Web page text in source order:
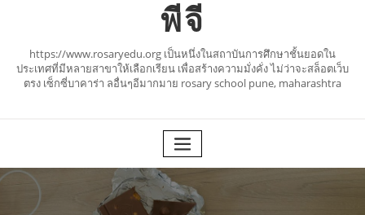
พีจี
https://www.rosaryedu.org เป็นหนึ่งในสถาบันการศึกษาชั้นยอดใน
ประเทศที่มีหลายสาขาให้เลือกเรียน เพื่อสร้างความมั่งคั่ง ไม่ว่าจะสล็อตเว็บ
ตรง เซ็กซี่บาคาร่า ลอื่นๆอีมากมาย rosary school pune, maharashtra